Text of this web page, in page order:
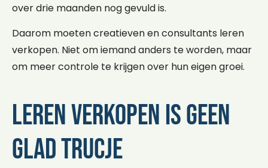
over drie maanden nog gevuld is.
Daarom moeten creatieven en consultants leren
verkopen. Niet om iemand anders te worden, maar
om meer controle te krijgen over hun eigen groei.
Leren verkopen is geen
glad trucje